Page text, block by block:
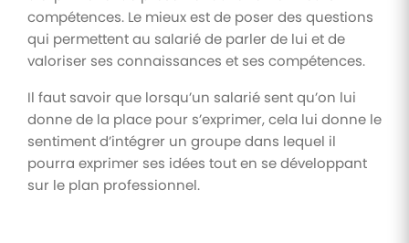
compétences. Le mieux est de poser des questions
qui permettent au salarié de parler de lui et de
valoriser ses connaissances et ses compétences.
Il faut savoir que lorsqu’un salarié sent qu’on lui
donne de la place pour s’exprimer, cela lui donne le
sentiment d’intégrer un groupe dans lequel il
pourra exprimer ses idées tout en se développant
sur le plan professionnel.